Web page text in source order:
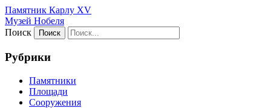
Памятник Карлу XV
Музей Нобеля
Поиск
Рубрики
Памятники
Площади
Сооружения